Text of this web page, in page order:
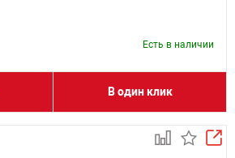
Есть в наличии
В один клик